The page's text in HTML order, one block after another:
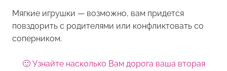
Мягкие игрушки — возможно, вам придется
повздорить с родителями или конфликтовать со
соперником.
🙂 Узнайте насколько Вам дорога ваша вторая